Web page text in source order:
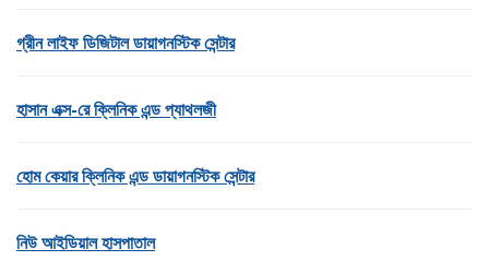
গ্রীন লাইফ ডিজিটাল ডায়াগনস্টিক সেন্টার
হাসান এক্স-রে ক্লিনিক এন্ড প্যাথলজী
হোম কেয়ার ক্লিনিক এন্ড ডায়াগনস্টিক সেন্টার
নিউ আইডিয়াল হাসপাতাল